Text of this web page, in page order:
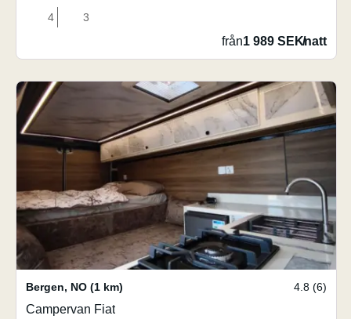
4 3
från1 989 SEK/natt
Bergen, NO (1 km) 4.8 (6)
Campervan Fiat